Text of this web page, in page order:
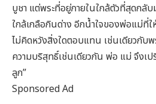
บูชา แต่พระที่อยู่ภายในใกล้ตัวที่สุดกลั
ใกล้เกลือกินด่าง อีกน้ำใจของพ่อแม่ที่
ไม่คิดหวังสิ่งใดตอบแทน เช่นเดียวกั
ความบริสุทธิ์เช่นเดียวกัน พ่อ แม่ จึงเ
ลูก”
Sponsored Ad